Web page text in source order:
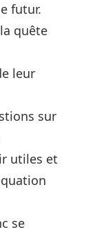
futur.
quête
leur
sur
utiles et
se